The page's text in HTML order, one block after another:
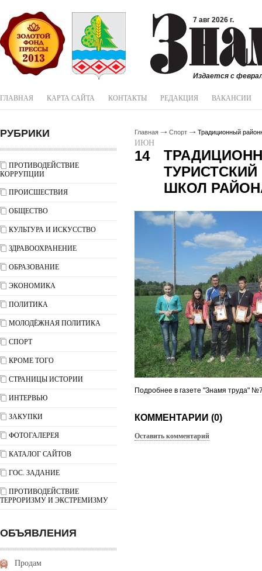
7 авг 2026 г.
Издается с
ГЛАВНАЯ КАРТА САЙТА КОНТАКТЫ РЕДАКЦИЯ ВАКАНСИИ
РУБРИКИ
ПРОТИВОДЕЙСТВИЕ
КОРРУПЦИИ
ПРОИСШЕСТВИЯ
ОБЩЕСТВО
КУЛЬТУРА И ИСКУССТВО
ЗДРАВООХРАНЕНИЕ
ОБРАЗОВАНИЕ
ЭКОНОМИКА
ПОЛИТИКА
МОЛОДЁЖНАЯ ПОЛИТИКА
СПОРТ
КРОМЕ ТОГО
СТРАНИЦЫ ИСТОРИИ
ИНТЕРВЬЮ
ЗАКУПКИ
ФОТОГАЛЕРЕЯ
КАТАЛОГ САЙТОВ
ГОС. ЗАДАНИЕ
ПРОТИВОДЕЙСТВИЕ
ТЕРРОРИЗМУ И ЭКСТРЕМИЗМУ
ОБЪЯВЛЕНИЯ
Продам
Главная Спорт Традиционный
ИЮН
14
ШКОЛ
Подробнее в газете "Знамя труда"
КОММЕНТАРИИ (0)
Оставить комментарий